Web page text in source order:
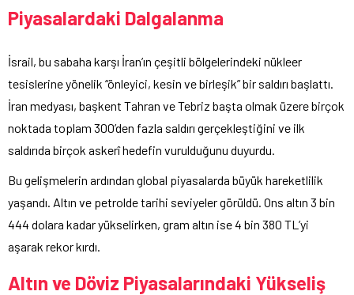
Piyasalardaki Dalgalanma
İsrail, bu sabaha karşı İran’ın çeşitli bölgelerindeki nükleer
tesislerine yönelik “önleyici, kesin ve birleşik” bir saldırı başlattı.
İran medyası, başkent Tahran ve Tebriz başta olmak üzere birçok
noktada toplam 300’den fazla saldırı gerçekleştiğini ve ilk
saldırıda birçok askerî hedefin vurulduğunu duyurdu.
Bu gelişmelerin ardından global piyasalarda büyük hareketlilik
yaşandı. Altın ve petrolde tarihi seviyeler görüldü. Ons altın 3 bin
444 dolara kadar yükselirken, gram altın ise 4 bin 380 TL’yi
aşarak rekor kırdı.
Altın ve Döviz Piyasalarındaki Yükseliş